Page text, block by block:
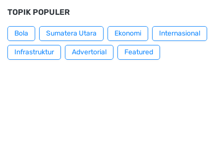
TOPIK POPULER
Bola Sumatera Utara Ekonomi Internasional
Infrastruktur Advertorial Featured